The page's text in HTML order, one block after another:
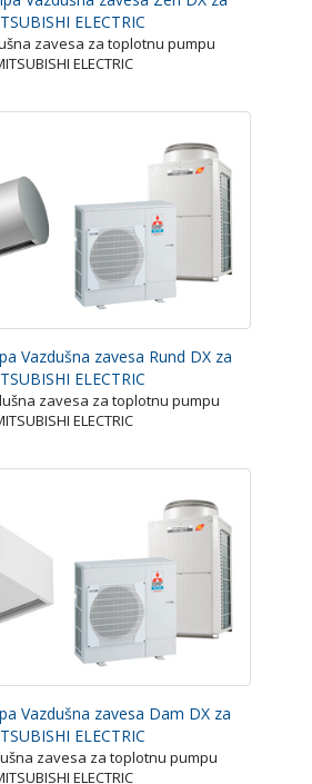
ELECTRIC
zavesa za toplotnu pumpu
ELECTRIC
Vazdušna zavesa Rund DX za
ELECTRIC
zavesa za toplotnu pumpu
ELECTRIC
Vazdušna zavesa Dam DX za
ELECTRIC
zavesa za toplotnu pumpu
ELECTRIC